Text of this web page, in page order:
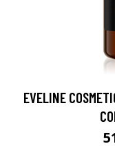
EVELINE